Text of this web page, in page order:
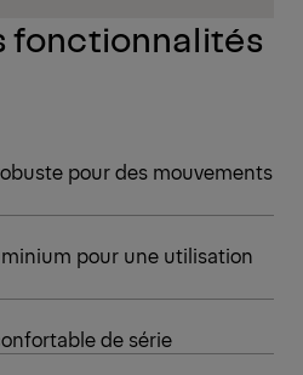
fonctionnalités
pour des mouvements
pour une utilisation
de série